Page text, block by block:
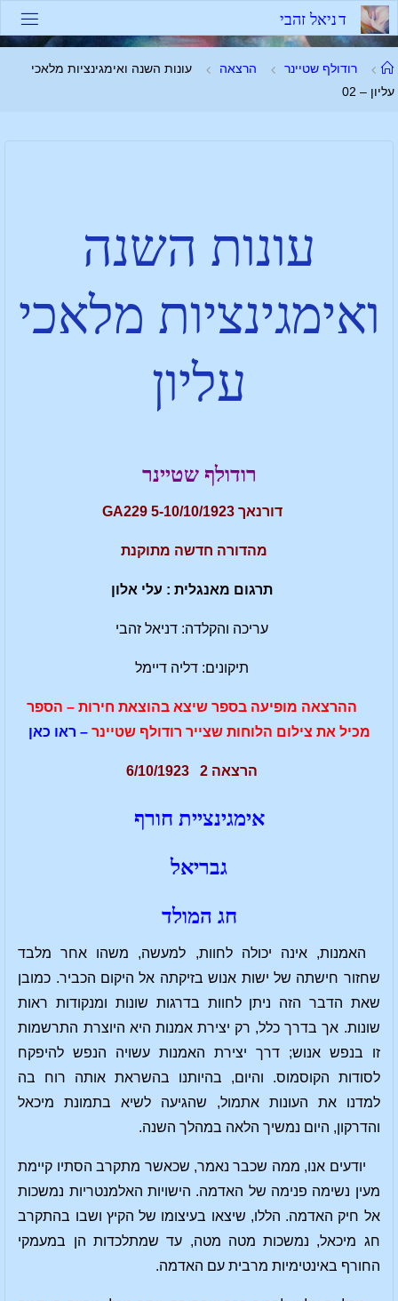
דניאל זהבי
רודולף שטיינר הרצאה
עונות השנה ואימגינציות מלאכי
עליון – 02
עונות השנה
ואימגינציות מלאכי
עליון
רודולף שטיינר
דורנאך 5-10/10/1923 GA229
מהדורה חדשה מתוקנת
תרגום מאנגלית : עלי אלון
עריכה והקלדה: דניאל זהבי
תיקונים: דליה דיימל
ההרצאה מופיעה בספר שיצא בהוצאת חירות – הספר
מכיל את צילום הלוחות שצייר רודולף שטיינר – ראו כאן
הרצאה 2 6/10/1923
אימגינציית חורף
גבריאל
חג המולד
האמנות, אינה יכולה לחוות, למעשה, משהו אחר מלבד
שחזור חישתה של ישות אנוש בזיקתה אל היקום הכביר. כמובן
שאת הדבר הזה ניתן לחוות בדרגות שונות ומנקודות ראות
שונות. אך בדרך כלל, רק יצירת אמנות היא היוצרת התרשמות
זו בנפש אנוש; דרך יצירת האמנות עשויה הנפש להיפקח
לסודות הקוסמוס. והיום, בהיותנו בהשראת אותה רוח בה
למדנו את העונות אתמול, שהגיעה לשיא בתמונת מיכאל
והדרקון, היום נמשיך הלאה במהלך השנה.
יודעים אנו, ממה שכבר נאמר, שכאשר מתקרב הסתיו קיימת
מעין נשימה פנימה של האדמה. הישויות האלמנטריות נמשכות
אל חיק האדמה. הללו, שיצאו בעיצומו של הקיץ ושבו בהתקרב
חג מיכאל, נמשכות מטה מטה, עד שמתלכדות הן במעמקי
החורף באינטימיות מרבית עם האדמה.